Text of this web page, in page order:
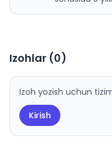
Izohlar (0)
Izoh yozish uchun
Kirish